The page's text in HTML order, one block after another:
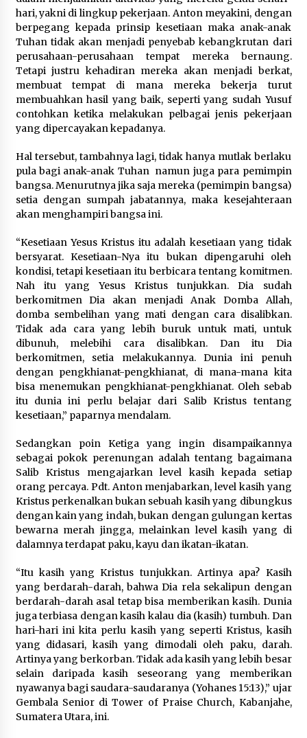
hari, yakni di lingkup pekerjaan. Anton meyakini, dengan
berpegang kepada prinsip kesetiaan maka anak-anak
Tuhan tidak akan menjadi penyebab kebangkrutan dari
perusahaan-perusahaan tempat mereka bernaung.
Tetapi justru kehadiran mereka akan menjadi berkat,
membuat tempat di mana mereka bekerja turut
membuahkan hasil yang baik, seperti yang sudah Yusuf
contohkan ketika melakukan pelbagai jenis pekerjaan
yang dipercayakan kepadanya.
Hal tersebut, tambahnya lagi, tidak hanya mutlak berlaku
pula bagi anak-anak Tuhan namun juga para pemimpin
bangsa. Menurutnya jika saja mereka (pemimpin bangsa)
setia dengan sumpah jabatannya, maka kesejahteraan
akan menghampiri bangsa ini.
“Kesetiaan Yesus Kristus itu adalah kesetiaan yang tidak
bersyarat. Kesetiaan-Nya itu bukan dipengaruhi oleh
kondisi, tetapi kesetiaan itu berbicara tentang komitmen.
Nah itu yang Yesus Kristus tunjukkan. Dia sudah
berkomitmen Dia akan menjadi Anak Domba Allah,
domba sembelihan yang mati dengan cara disalibkan.
Tidak ada cara yang lebih buruk untuk mati, untuk
dibunuh, melebihi cara disalibkan. Dan itu Dia
berkomitmen, setia melakukannya. Dunia ini penuh
dengan pengkhianat-pengkhianat, di mana-mana kita
bisa menemukan pengkhianat-pengkhianat. Oleh sebab
itu dunia ini perlu belajar dari Salib Kristus tentang
kesetiaan,” paparnya mendalam.
Sedangkan poin Ketiga yang ingin disampaikannya
sebagai pokok perenungan adalah tentang bagaimana
Salib Kristus mengajarkan level kasih kepada setiap
orang percaya. Pdt. Anton menjabarkan, level kasih yang
Kristus perkenalkan bukan sebuah kasih yang dibungkus
dengan kain yang indah, bukan dengan gulungan kertas
bewarna merah jingga, melainkan level kasih yang di
dalamnya terdapat paku, kayu dan ikatan-ikatan.
“Itu kasih yang Kristus tunjukkan. Artinya apa? Kasih
yang berdarah-darah, bahwa Dia rela sekalipun dengan
berdarah-darah asal tetap bisa memberikan kasih. Dunia
juga terbiasa dengan kasih kalau dia (kasih) tumbuh. Dan
hari-hari ini kita perlu kasih yang seperti Kristus, kasih
yang didasari, kasih yang dimodali oleh paku, darah.
Artinya yang berkorban. Tidak ada kasih yang lebih besar
selain daripada kasih seseorang yang memberikan
nyawanya bagi saudara-saudaranya (Yohanes 15:13),” ujar
Gembala Senior di Tower of Praise Church, Kabanjahe,
Sumatera Utara, ini.